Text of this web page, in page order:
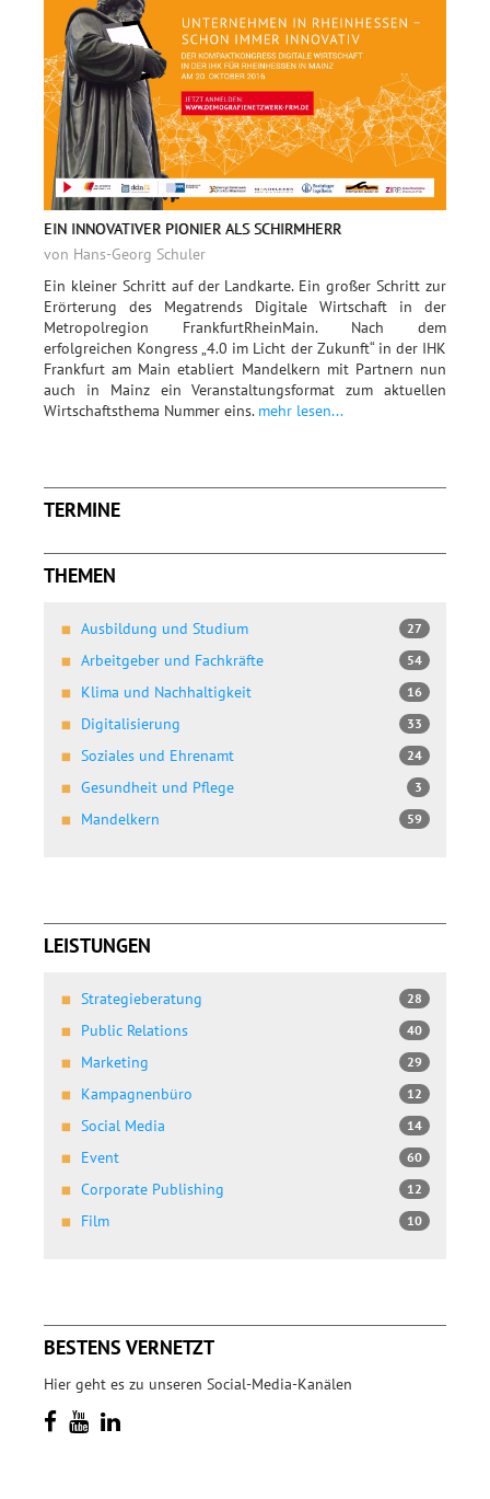
EIN INNOVATIVER PIONIER ALS SCHIRMHERR
von Hans-Georg Schuler
Ein kleiner Schritt auf der Landkarte. Ein großer Schritt zur
Erörterung des Megatrends Digitale Wirtschaft in der
Metropolregion FrankfurtRheinMain. Nach dem
erfolgreichen Kongress „4.0 im Licht der Zukunft“ in der IHK
Frankfurt am Main etabliert Mandelkern mit Partnern nun
auch in Mainz ein Veranstaltungsformat zum aktuellen
Wirtschaftsthema Nummer eins. mehr lesen...
TERMINE
THEMEN
Ausbildung und Studium 27
Arbeitgeber und Fachkräfte 54
Klima und Nachhaltigkeit 16
Digitalisierung 33
Soziales und Ehrenamt 24
Gesundheit und Pflege 3
Mandelkern 59
LEISTUNGEN
Strategieberatung 28
Public Relations 40
Marketing 29
Kampagnenbüro 12
Social Media 14
Event 60
Corporate Publishing 12
Film 10
BESTENS VERNETZT
Hier geht es zu unseren Social-Media-Kanälen